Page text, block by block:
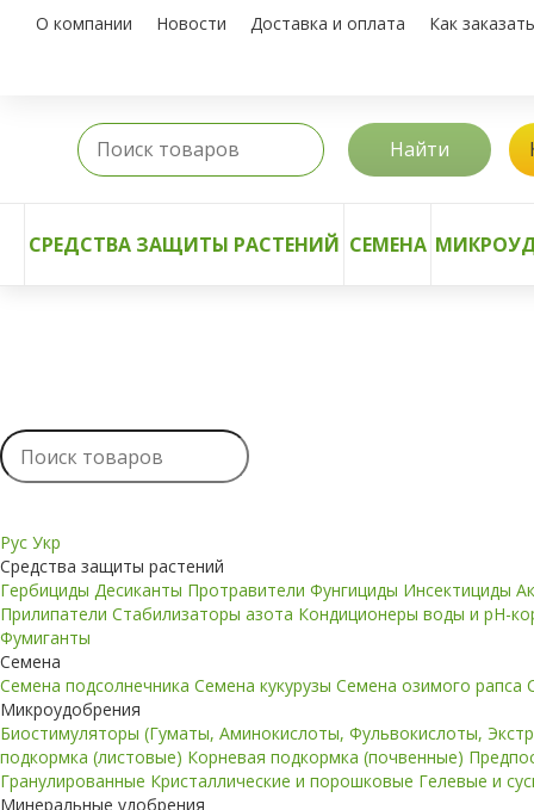
О компании Новости Доставка и оплата Как заказать
Найти
СРЕДСТВА ЗАЩИТЫ РАСТЕНИЙ СЕМЕНА
Рус Укр
Средства защиты растений
Гербициды Десиканты Протравители Фунгициды Инсектициды
Прилипатели Стабилизаторы азота Кондиционеры воды и pH-
Фумиганты
Семена
Семена подсолнечника Семена кукурузы Семена озимого рапса
Микроудобрения
Биостимуляторы (Гуматы, Аминокислоты, Фульвокислоты,
подкормка (листовые) Корневая подкормка (почвенные)
Гранулированные Кристаллические и порошковые Гелевые и
Минеральные удобрения